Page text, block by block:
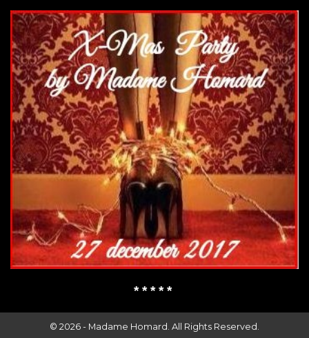
* * * * *
© 2026 - Madame Homard. All Rights Reserved.